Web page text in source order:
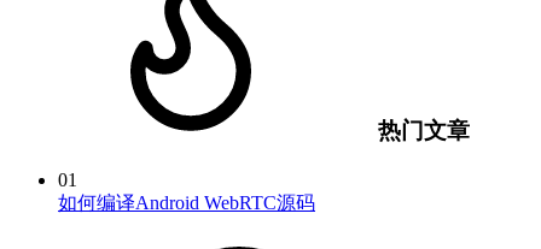
热门文章
01
如何编译Android WebRTC源码